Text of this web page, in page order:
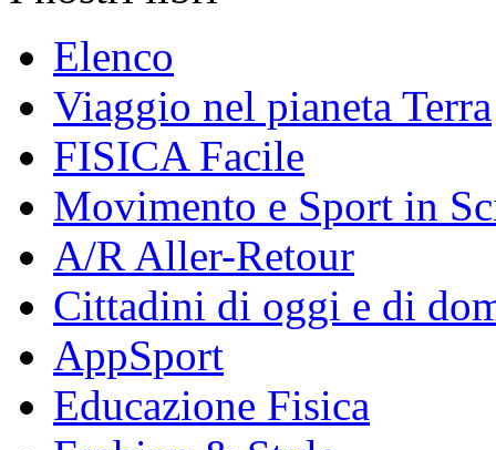
Elenco
Viaggio nel pianeta Terra
FISICA Facile
Movimento e Sport in
A/R Aller-Retour
Cittadini di oggi e di
AppSport
Educazione Fisica